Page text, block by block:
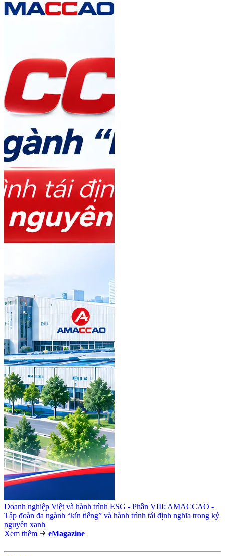
Doanh nghiệp Việt và hành trình ESG - Phần VIII: AMACCAO -
Tập đoàn đa ngành “kín tiếng” và hành trình tái định nghĩa trong kỷ
nguyên xanh
Xem thêm
eMagazine